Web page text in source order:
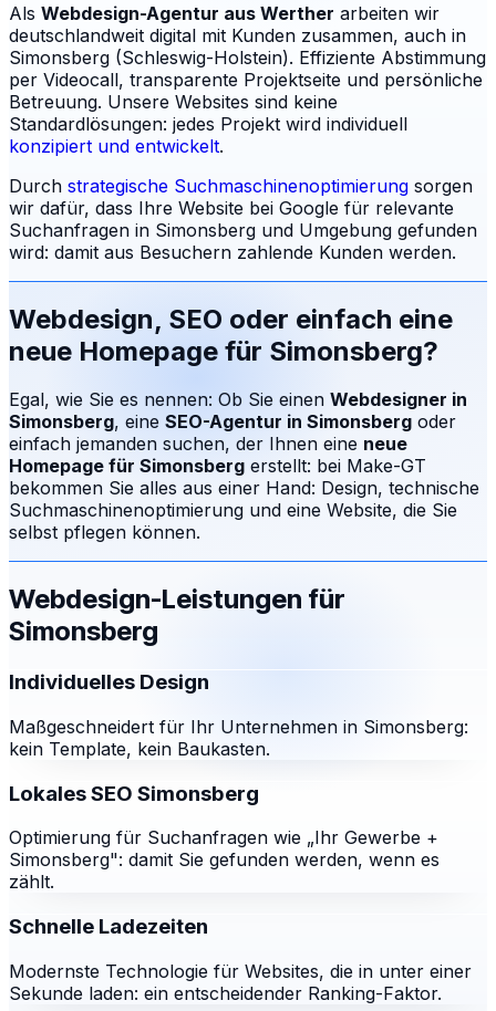
Als Webdesign-Agentur aus Werther arbeiten wir
deutschlandweit digital mit Kunden zusammen, auch in
Simonsberg (Schleswig-Holstein). Effiziente Abstimmung
per Videocall, transparente Projektseite und persönliche
Betreuung. Unsere Websites sind keine
Standardlösungen: jedes Projekt wird individuell
konzipiert und entwickelt.
Durch strategische Suchmaschinenoptimierung sorgen
wir dafür, dass Ihre Website bei Google für relevante
Suchanfragen in Simonsberg und Umgebung gefunden
wird: damit aus Besuchern zahlende Kunden werden.
Webdesign, SEO oder einfach eine
neue Homepage für Simonsberg?
Egal, wie Sie es nennen: Ob Sie einen Webdesigner in
Simonsberg, eine SEO-Agentur in Simonsberg oder
einfach jemanden suchen, der Ihnen eine neue
Homepage für Simonsberg erstellt: bei Make-GT
bekommen Sie alles aus einer Hand: Design, technische
Suchmaschinenoptimierung und eine Website, die Sie
selbst pflegen können.
Webdesign-Leistungen für
Simonsberg
Individuelles Design
Maßgeschneidert für Ihr Unternehmen in Simonsberg:
kein Template, kein Baukasten.
Lokales SEO Simonsberg
Optimierung für Suchanfragen wie „Ihr Gewerbe +
Simonsberg": damit Sie gefunden werden, wenn es
zählt.
Schnelle Ladezeiten
Modernste Technologie für Websites, die in unter einer
Sekunde laden: ein entscheidender Ranking-Faktor.